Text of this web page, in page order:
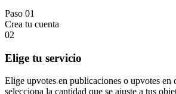
Paso 01
Crea tu cuenta
02
Elige tu servicio
Elige upvotes en publicaciones o upvotes en
selecciona la cantidad que se ajuste a tus